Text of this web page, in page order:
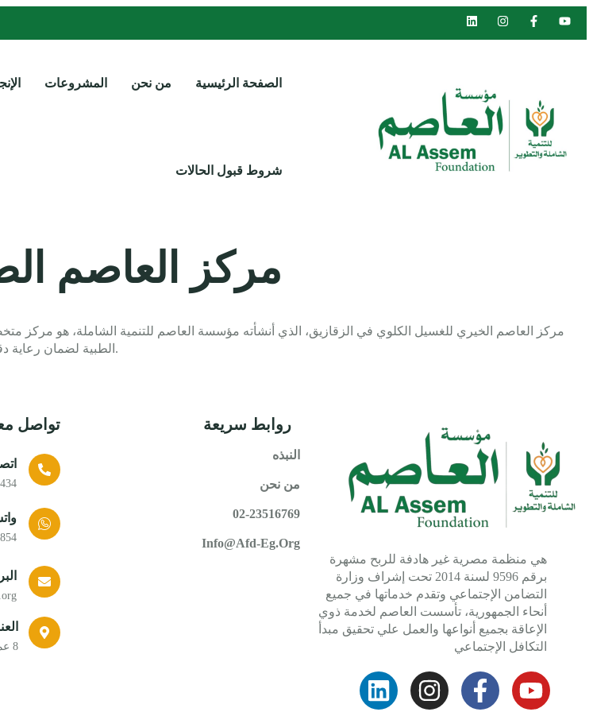
الصفحة الرئيسية من نحن المشروعات
شروط قبول الحالات
مركز العاصم
مركز العاصم الخيري للغسيل الكلوي في الزقازيق، الذي أنشأته مؤسسة العاصم للتنمية الشاملة، هو مركز
الطبية لضمان رعاية دقيقة. يهدف المركز إلى تخفيف الأعباء المالية عن الأسر وتقديم دعم صحي واجتماعي متكامل.
تواصل
8 عمارات الفتح - حي السفارات - مدينة نصر - القاهرة
روابط سريعة
النبذه
من نحن
02-23516769
Info@afd-Eg.org
هي منظمة مصرية غير هادفة للربح مشهرة
برقم 9596 لسنة 2014 تحت إشراف وزارة
التضامن الإجتماعي وتقدم خدماتها في جميع
أنحاء الجمهورية، تأسست العاصم لخدمة ذوي
الإعاقة بجميع أنواعها والعمل علي تحقيق مبدأ
التكافل الإجتماعي